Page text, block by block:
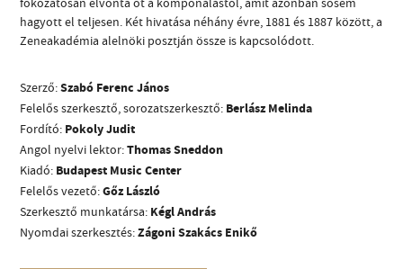
CÍM
EMAIL
infokozpont@bmc.hu
TELEFON
NYITVA TARTÁS
hagyott el teljesen. Két hivatása néhány évre, 1881 és 1887 között, a
Zeneakadémia alelnöki posztján össze is kapcsolódott.
Szerző:Szabó Ferenc János
Felelős szerkesztő, sorozatszerkesztő: Berlász Melinda
Fordító: Pokoly Judit
Angol nyelvi lektor:Thomas Sneddon
Kiadó: Budapest Music Center
Felelős vezető:Gőz László
Szerkesztő munkatársa: Kégl András
Nyomdai szerkesztés:Zágoni Szakács Enikő